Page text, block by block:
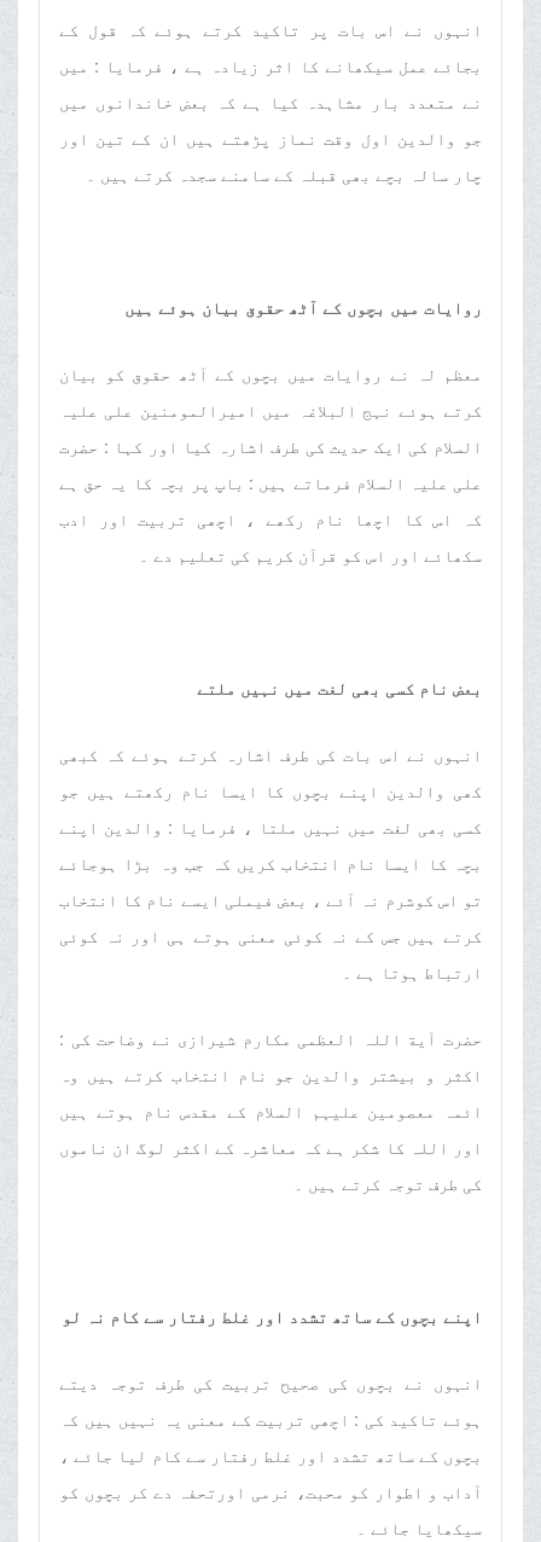
انہوں نے اس بات پر تاکید کرتے ہوئے کہ قول کے
بجائے عمل سیکھانے کا اثر زیادہ ہے ، فرمایا : میں
نے متعدد بار مشاہدہ کیا ہے کہ بعض خاندانوں میں
جو والدین اول وقت نماز پڑھتے ہیں ان کے تین اور
چار سالہ بچے بھی قبلہ کے سامنے سجدہ کرتے ہیں ۔
روایات میں بچوں کے آٹھ حقوق بیان ہوئے ہیں
معظم لہ نے روایات میں بچوں کے آٹھ حقوق کو بیان
کرتے ہوئے نہج البلاغہ میں امیرالمومنین علی علیہ
السلام کی ایک حدیث کی طرف اشارہ کیا اور کہا : حضرت
علی علیہ السلام فرماتے ہیں : باپ پر بچہ کا یہ حق ہے
کہ اس کا اچھا نام رکھے ، اچھی تربیت اور ادب
سکھائے اور اس کو قرآن کریم کی تعلیم دے ۔
بعض نام کسی بھی لغت میں نہیں ملتے
انہوں نے اس بات کی طرف اشارہ کرتے ہوئے کہ کبھی
کھی والدین اپنے بچوں کا ایسا نام رکھتے ہیں جو
کسی بھی لغت میں نہیں ملتا ، فرمایا : والدین اپنے
بچہ کا ایسا نام انتخاب کریں کہ جب وہ بڑا ہوجائے
تو اس کوشرم نہ آئے ، بعض فیملی ایسے نام کا انتخاب
کرتے ہیں جس کے نہ کوئی معنی ہوتے ہی اور نہ کوئی
ارتباط ہوتا ہے ۔
حضرت آیة اللہ العظمی مکارم شیرازی نے وضاحت کی :
اکثر و بیشتر والدین جو نام انتخاب کرتے ہیں وہ
ائمہ معصومین علیہم السلام کے مقدس نام ہوتے ہیں
اور اللہ کا شکر ہے کہ معاشرہ کے اکثر لوگ ان ناموں
کی طرف توجہ کرتے ہیں ۔
اپنے بچوں کے ساتھ تشدد اور غلط رفتار سے کام نہ لو
انہوں نے بچوں کی صحیح تربیت کی طرف توجہ دیتے
ہوئے تاکید کی : اچھی تربیت کے معنی یہ نہیں ہیں کہ
بچوں کے ساتھ تشدد اور غلط رفتار سے کام لیا جائے ،
آداب و اطوار کو محبت، نرمی اورتحفہ دے کر بچوں کو
سیکھایا جائے ۔